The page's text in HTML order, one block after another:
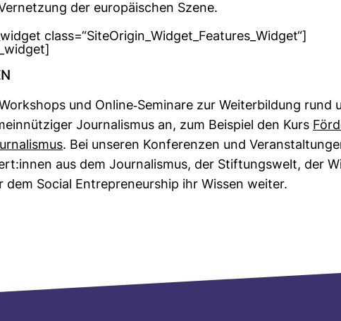
der euro­päi­schen Szene.
class=“SiteOrigin_Widget_Features_Widget“]
und Online-​Semi­nare zur Wei­ter­bil­dung rund
Jour­na­lismus an, zum Bei­spiel den Kurs
. Bei unseren Kon­fe­renzen und
aus dem Jour­na­lismus, der Stif­tungs­welt, der
dem Social Entre­pre­neurship ihr Wissen weiter.